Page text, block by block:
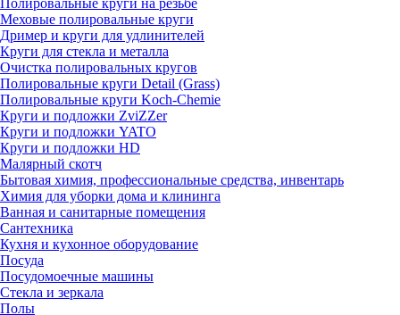
Полировальные круги на резьбе
Меховые полировальные круги
Дример и круги для удлинителей
Круги для стекла и металла
Очистка полировальных кругов
Полировальные круги Detail (Grass)
Полировальные круги Koch-Chemie
Круги и подложки ZviZZer
Круги и подложки YATO
Круги и подложки HD
Малярный скотч
Бытовая химия, профессиональные средства, инвентарь
Химия для уборки дома и клининга
Ванная и санитарные помещения
Сантехника
Кухня и кухонное оборудование
Посуда
Посудомоечные машины
Стекла и зеркала
Полы